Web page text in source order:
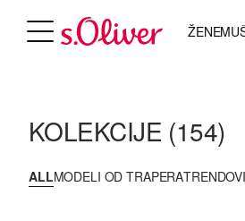
ŽENE
KOLEKCIJE (154)
ALLMODELI OD TRAPERA